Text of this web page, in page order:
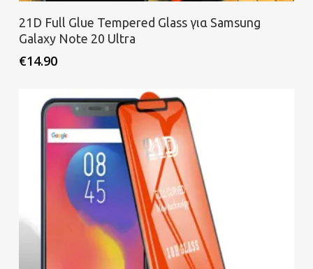
Προσθήκη στο καλάθι
21D Full Glue Tempered Glass για Samsung
Galaxy Note 20 Ultra
€14.90